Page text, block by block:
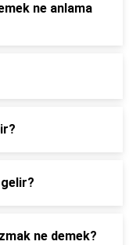
ne anlama
ne demek?